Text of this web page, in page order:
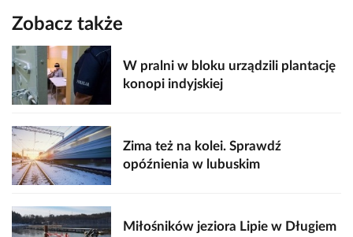
Zobacz także
W pralni w bloku urządzili plantację
konopi indyjskiej
Zima też na kolei. Sprawdź
opóźnienia w lubuskim
Miłośników jeziora Lipie w Długiem